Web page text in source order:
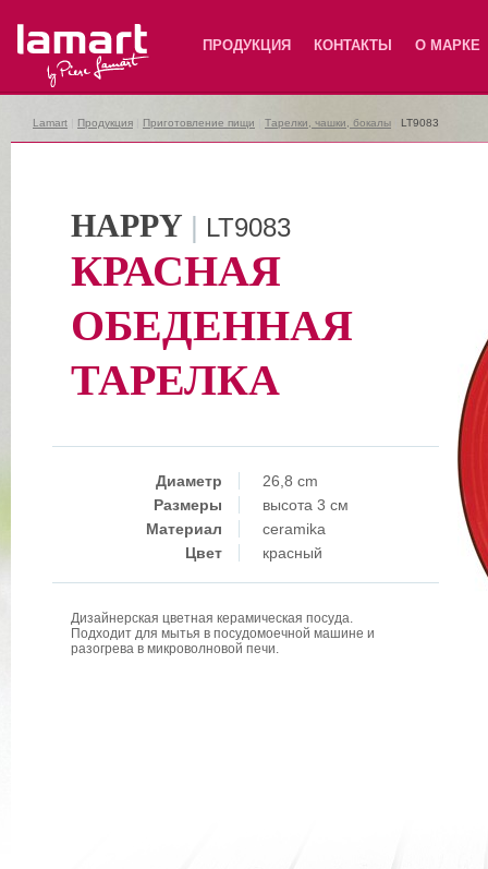
Lamart ПРОДУКЦИЯ КОНТАКТЫ О МАРКЕ
Lamart Продукция Приготовление пищи Тарелки, чашки, бокалы LT9083
HAPPY | LT9083
КРАСНАЯ
ОБЕДЕННАЯ
ТАРЕЛКА
Диаметр
26,8 cm
Размеры
высота 3 см
Материал
ceramika
Цвет
красный
Дизайнерская цветная керамическая посуда.
Подходит для мытья в посудомоечной машине и
разогрева в микроволновой печи.